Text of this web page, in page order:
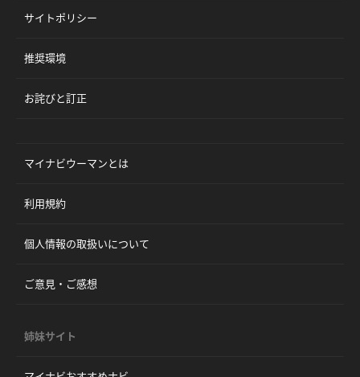
サイトポリシー
推奨環境
お詫びと訂正
マイナビウーマンとは
利用規約
個人情報の取扱いについて
ご意見・ご感想
姉妹サイト